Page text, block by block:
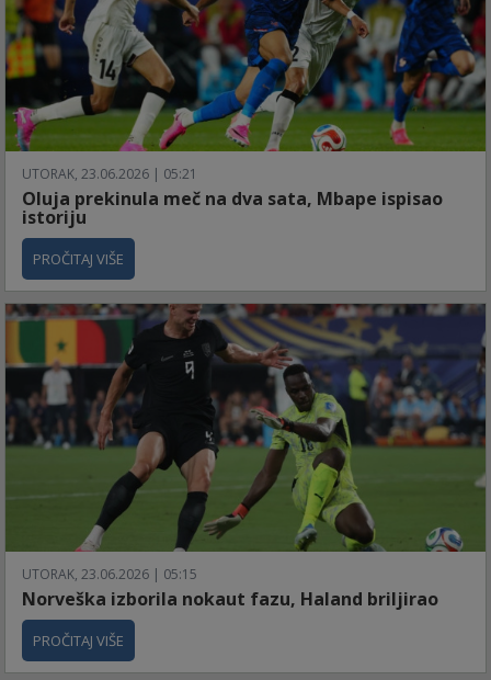
UTORAK, 23.06.2026 | 05:21
Oluja prekinula meč na dva sata, Mbape ispisao
istoriju
PROČITAJ VIŠE
UTORAK, 23.06.2026 | 05:15
Norveška izborila nokaut fazu, Haland briljirao
PROČITAJ VIŠE